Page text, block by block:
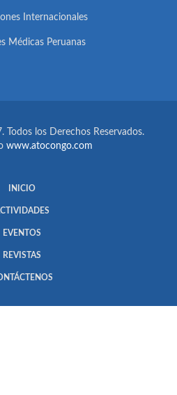
Internacionales
Médicas Peruanas
los Derechos Reservados.
www.atocongo.com
INICIO
EVENTOS
REVISTAS